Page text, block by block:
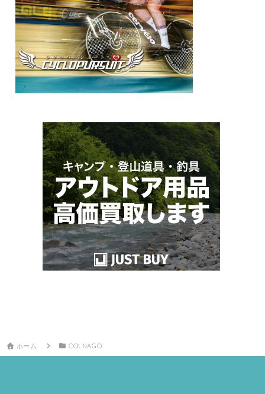
ホーム COLNAGO